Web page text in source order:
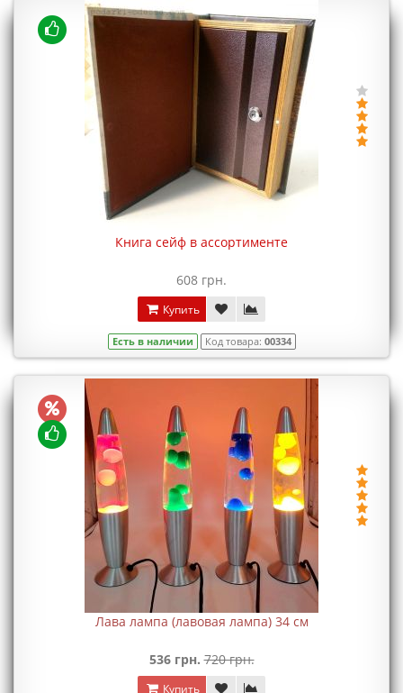
Книга сейф в ассортименте
608 грн.
Купить
Есть в наличии Код товара: 00334
Лава лампа (лавовая лампа) 34 см
536 грн. 720 грн.
Купить